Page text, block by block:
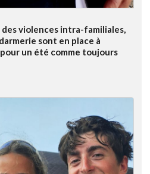
violences intra-familiales,
sont en place à
un été comme toujours